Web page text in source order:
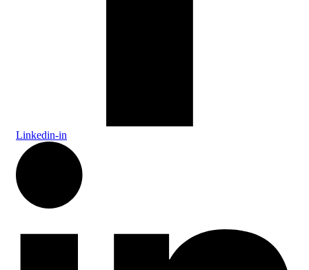
Linkedin-in